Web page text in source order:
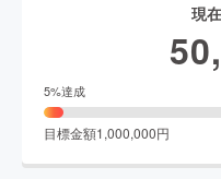
現
5%達成
目標金額1,000,000円